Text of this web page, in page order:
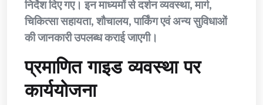
निर्देश दिए गए। इन माध्यमों से दर्शन व्यवस्था, मार्ग,
चिकित्सा सहायता, शौचालय, पार्किंग एवं अन्य सुविधाओं
की जानकारी उपलब्ध कराई जाएगी।
प्रमाणित गाइड व्यवस्था पर
कार्ययोजना